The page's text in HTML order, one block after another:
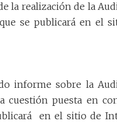
la realización de la
se publicará en el
informe sobre la
cuestión puesta en
en el sitio de